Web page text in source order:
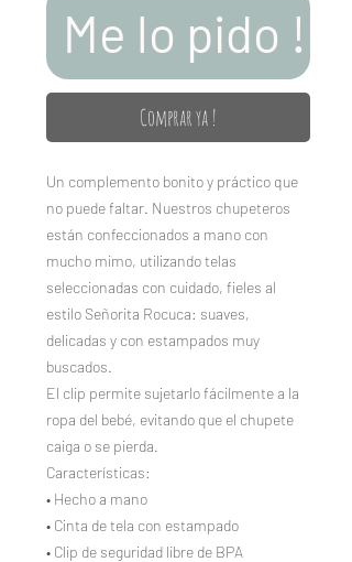
Me lo pido !
Comprar ya !
Un complemento bonito y práctico que
no puede faltar. Nuestros chupeteros
están confeccionados a mano con
mucho mimo, utilizando telas
seleccionadas con cuidado, fieles al
estilo Señorita Rocuca: suaves,
delicadas y con estampados muy
buscados.
El clip permite sujetarlo fácilmente a la
ropa del bebé, evitando que el chupete
caiga o se pierda.
Características:
• Hecho a mano
• Cinta de tela con estampado
• Clip de seguridad libre de BPA